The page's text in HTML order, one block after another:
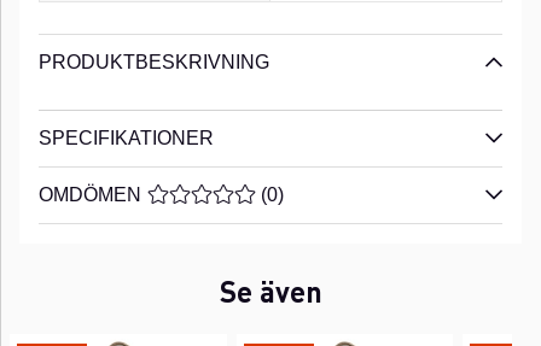
PRODUKTBESKRIVNING
SPECIFIKATIONER
OMDÖMEN MEDELBETYG 0 AV 5 ANTAL BETYG 0
(0)
Se även